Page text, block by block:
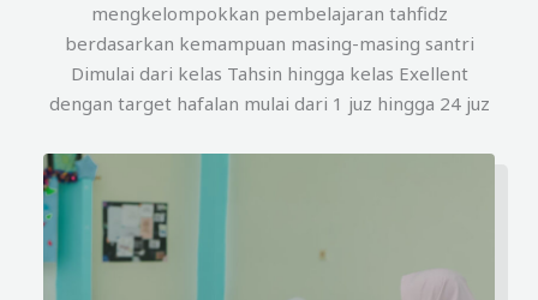
mengkelompokkan pembelajaran tahfidz
berdasarkan kemampuan masing-masing santri
Dimulai dari kelas Tahsin hingga kelas Exellent
dengan target hafalan mulai dari 1 juz hingga 24 juz